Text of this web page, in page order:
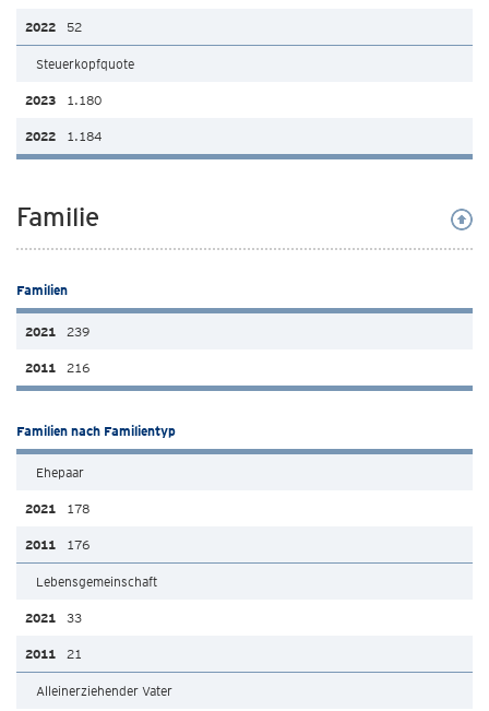
52
Steuerkopfquote
1.180
1.184
Familie
Familien
239
216
Familien nach Familientyp
Ehepaar
178
176
Lebensgemeinschaft
33
21
Alleinerziehender Vater